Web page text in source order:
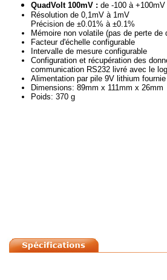
QuadVolt 100mV : de -100 à +100mV
Résolution de 0,1mV à 1mV
Précision de ±0.01% à ±0.1%
Mémoire non volatile (pas de perte
Facteur d'échelle configurable
Intervalle de mesure configurable
Configuration et récupération des
communication RS232 livré avec le
Alimentation par pile 9V lithium
Dimensions: 89mm x 111mm x 26mm
Poids: 370 g